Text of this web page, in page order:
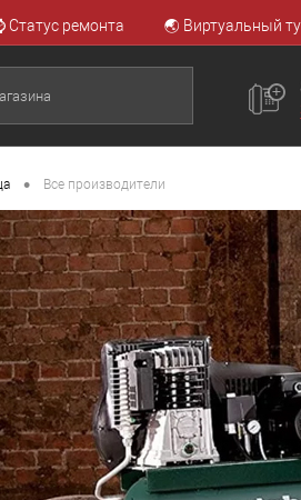
Статус ремонта 🌏 Виртуальный
• Все производители